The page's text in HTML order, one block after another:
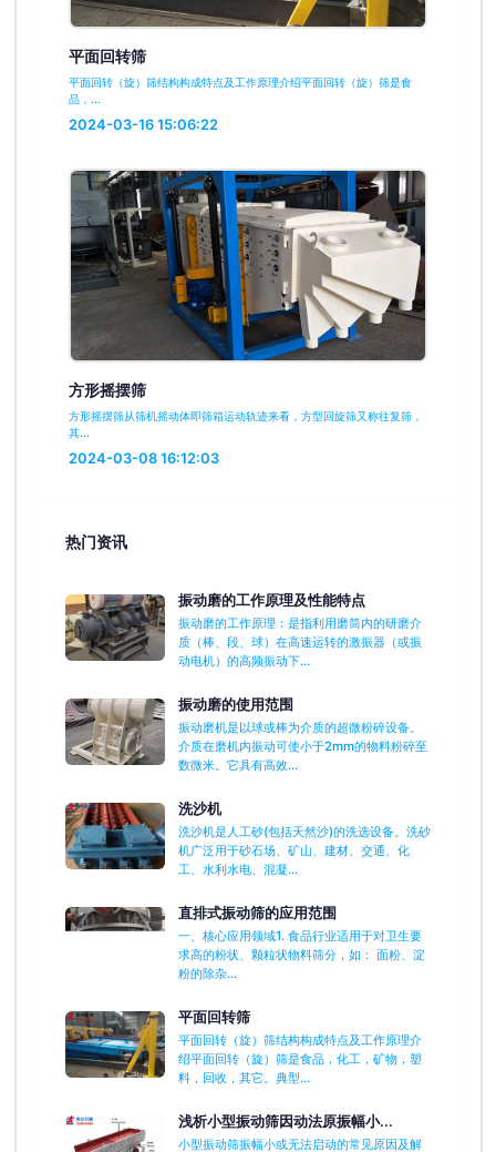
平面回转筛
平面回转（旋）筛结构构成特点及工作原理介绍平面回转（旋）筛是食
品，...
2024-03-16 15:06:22
方形摇摆筛
方形摇摆筛从筛机摇动体即筛箱运动轨迹来看，方型回旋筛又称往复筛，
其...
2024-03-08 16:12:03
热门资讯
振动磨的工作原理及性能特点
振动磨的工作原理：是指利用磨筒内的研磨介
质（棒、段、球）在高速运转的激振器（或振
动电机）的高频振动下...
振动磨的使用范围
振动磨机是以球或棒为介质的超微粉碎设备。
介质在磨机内振动可使小于2mm的物料粉碎至
数微米。它具有高效...
洗沙机
洗沙机是人工砂(包括天然沙)的洗选设备。洗砂
机广泛用于砂石场、矿山、建材、交通、化
工、水利水电、混凝...
直排式振动筛的应用范围
一、核心应用领域1. 食品行业适用于对卫生要
求高的粉状、颗粒状物料筛分，如： 面粉、淀
粉的除杂...
平面回转筛
平面回转（旋）筛结构构成特点及工作原理介
绍平面回转（旋）筛是食品，化工，矿物，塑
料，回收，其它。典型...
浅析小型振动筛因动法原振幅小...
小型振动筛振幅小或无法启动的常见原因及解